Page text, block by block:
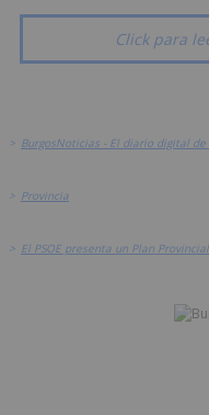
Click para
> BurgosNoticias - El diario digital de
> Provincia
> El PSOE presenta un Plan